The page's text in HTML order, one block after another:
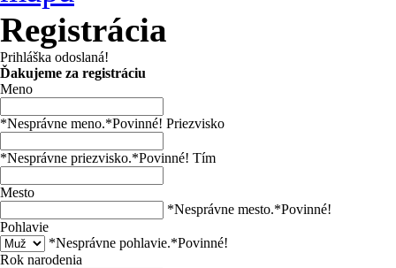
Registrácia
Prihláška odoslaná!
Ďakujeme za registráciu
Meno
*Nesprávne meno.*Povinné! Priezvisko
*Nesprávne priezvisko.*Povinné! Tím
Mesto
*Nesprávne mesto.*Povinné!
Pohlavie
*Nesprávne pohlavie.*Povinné!
Rok narodenia